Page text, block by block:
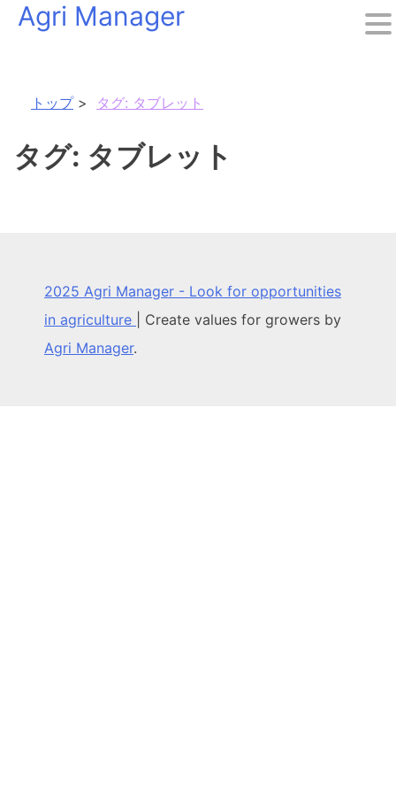
SkipAgri Manager
トップ タグ: タブレット
タグ: タブレット
2025 Agri Manager - Look for opportunities
in agriculture
Create values for growers by
Agri Manager.